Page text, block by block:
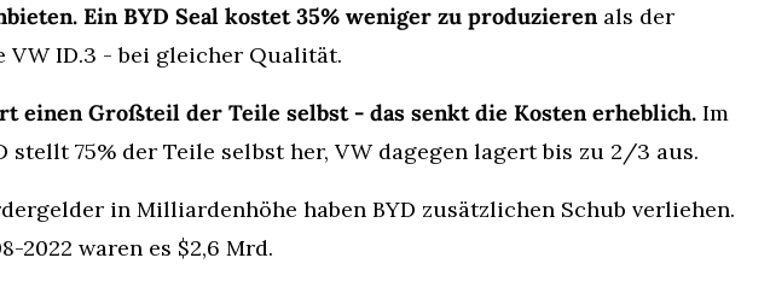
Ein BYD Seal kostet 35% weniger zu produzieren als der
VW ID.3 - bei gleicher Qualität.
einen Großteil der Teile selbst - das senkt die Kosten erheblich. Im
stellt 75% der Teile selbst her, VW dagegen lagert bis zu 2/3 aus.
in Milliardenhöhe haben BYD zusätzlichen Schub verliehen.
2022 waren es $2,6 Mrd.